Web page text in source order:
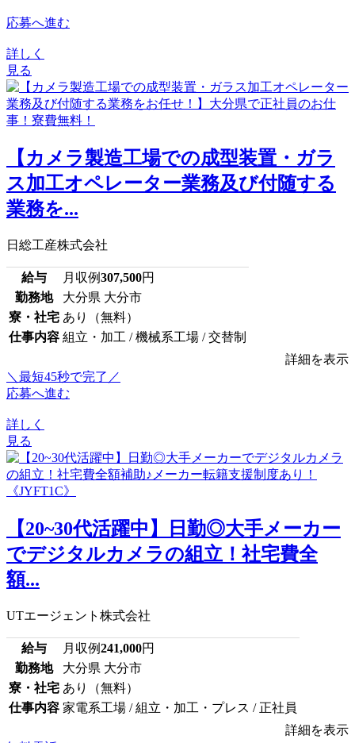
応募へ進む
詳しく
見る
【カメラ製造工場での成型装置・ガラ
ス加工オペレーター業務及び付随する
業務を...
日総工産株式会社
給与 月収例307,500円
勤務地
大分県 大分市
寮・社宅 あり（無料）
仕事内容 組立・加工 / 機械系工場 / 交替制
詳細を表示
＼最短45秒で完了／
応募へ進む
詳しく
見る
【20~30代活躍中】日勤◎大手メーカー
でデジタルカメラの組立！社宅費全
額...
UTエージェント株式会社
給与 月収例241,000円
勤務地
大分県 大分市
寮・社宅 あり（無料）
仕事内容 家電系工場 / 組立・加工・プレス / 正社員
詳細を表示